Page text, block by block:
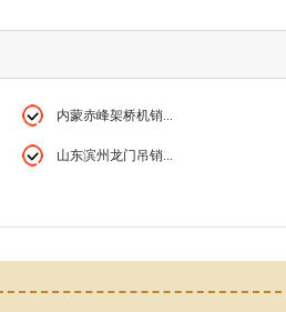
内蒙赤峰架桥机销...
山东滨州龙门吊销...